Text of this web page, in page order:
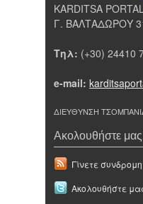
KARDITSA
Γ. ΒΑΛΤΑΔΩΡΟΥ
Τηλ: (+30) 24410
e-mail:
ΔΙΕΥΘΥΝΣΗ
Ακολουθήστε
Γίνετε
Ακολουθήστε